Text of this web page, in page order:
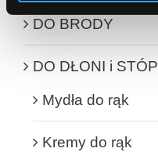
DO BRODY
DO DŁONI i STÓP
Mydła do rąk
Kremy do rąk